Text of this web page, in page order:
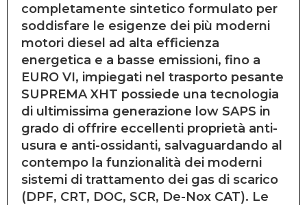
completamente sintetico formulato per
soddisfare le esigenze dei più moderni
motori diesel ad alta efficienza
energetica e a basse emissioni, fino a
EURO VI, impiegati nel trasporto pesante
SUPREMA XHT possiede una tecnologia
di ultimissima generazione low SAPS in
grado di offrire eccellenti proprietà anti-
usura e anti-ossidanti, salvaguardando al
contempo la funzionalità dei moderni
sistemi di trattamento dei gas di scarico
(DPF, CRT, DOC, SCR, De-Nox CAT). Le